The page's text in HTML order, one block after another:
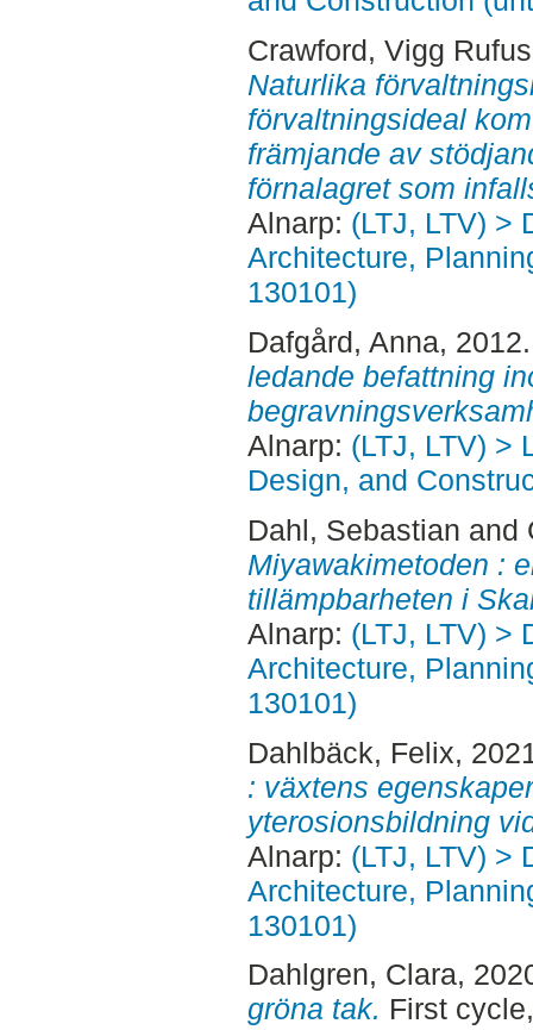
Crawford, Vigg Rufus
Naturlika
förvaltningsideal
främjande av
förnalagret som
Alnarp: (LTJ, LTV) >
Architecture,
130101)
Dafgård, Anna,
ledande befattning
Alnarp: (LTJ, LTV) >
Design, and
Dahl, Sebastian and
Miyawakimetoden :
tillämpbarheten i
Alnarp: (LTJ, LTV) >
Architecture,
130101)
Dahlbäck, Felix,
: växtens
yterosionsbildning
Alnarp: (LTJ, LTV) >
Architecture,
130101)
Dahlgren, Clara,
gröna tak. First